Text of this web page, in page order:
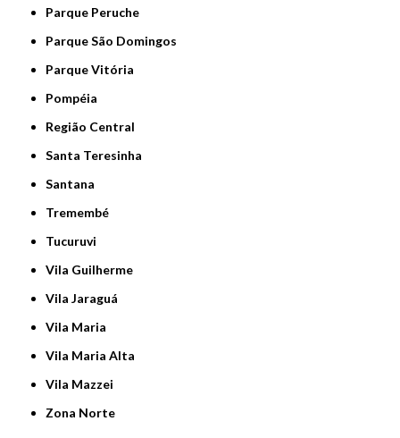
Parque Peruche
Parque São Domingos
Parque Vitória
Pompéia
Região Central
Santa Teresinha
Santana
Tremembé
Tucuruvi
Vila Guilherme
Vila Jaraguá
Vila Maria
Vila Maria Alta
Vila Mazzei
Zona Norte